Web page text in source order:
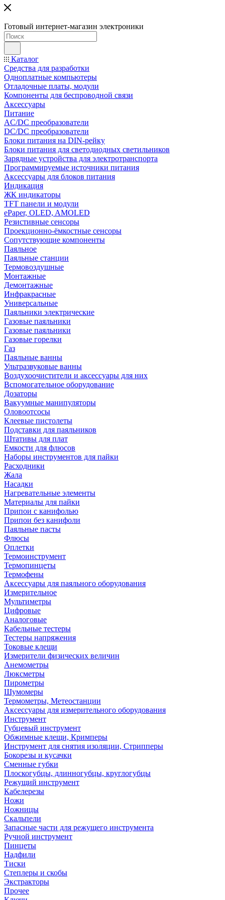
Готовый интернет-магазин электроники
Каталог
Средства для разработки
Одноплатные компьютеры
Отладочные платы, модули
Компоненты для беспроводной связи
Аксессуары
Питание
AC/DC преобразователи
DC/DC преобразователи
Блоки питания на DIN-рейку
Блоки питания для светодиодных светильников
Зарядные устройства для электротранспорта
Программируемые источники питания
Аксессуары для блоков питания
Индикация
ЖК индикаторы
TFT панели и модули
ePaper, OLED, AMOLED
Резистивные сенсоры
Проекционно-ёмкостные сенсоры
Сопутствующие компоненты
Паяльное
Паяльные станции
Термовоздушные
Монтажные
Демонтажные
Инфракрасные
Универсальные
Паяльники электрические
Газовые паяльники
Газовые паяльники
Газовые горелки
Газ
Паяльные ванны
Ультразвуковые ванны
Воздухоочистители и аксессуары для них
Вспомогательное оборудование
Дозаторы
Вакуумные манипуляторы
Оловоотсосы
Клеевые пистолеты
Подставки для паяльников
Штативы для плат
Емкости для флюсов
Наборы инструментов для пайки
Расходники
Жала
Насадки
Нагревательные элементы
Материалы для пайки
Припои с канифолью
Припои без канифоли
Паяльные пасты
Флюсы
Оплетки
Термоинструмент
Термопинцеты
Термофены
Аксессуары для паяльного оборудования
Измерительное
Мультиметры
Цифровые
Аналоговые
Кабельные тестеры
Тестеры напряжения
Токовые клещи
Измерители физических величин
Анемометры
Люксметры
Пирометры
Шумомеры
Термометры, Метеостанции
Аксессуары для измерительного оборудования
Инструмент
Губцевый инструмент
Обжимные клещи, Кримперы
Инструмент для снятия изоляции, Стрипперы
Бокорезы и кусачки
Сменные губки
Плоскогубцы, длинногубцы, круглогубцы
Режущий инструмент
Кабелерезы
Ножи
Ножницы
Скальпели
Запасные части для режущего инструмента
Ручной инструмент
Пинцеты
Надфили
Тиски
Степлеры и скобы
Экстракторы
Прочее